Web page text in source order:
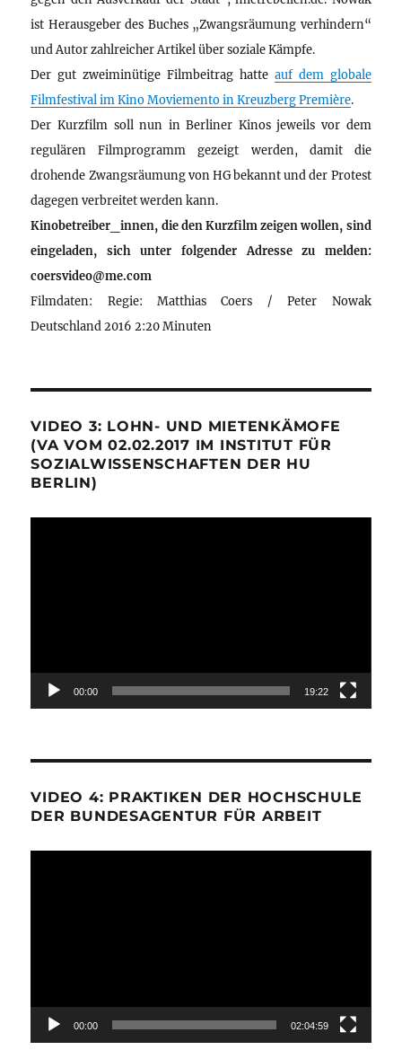
ist Herausgeber des Buches „Zwangsräumung verhindern“
und Autor zahlreicher Artikel über soziale Kämpfe.
Der gut zweiminütige Filmbeitrag hatte auf dem globale
Filmfestival im Kino Moviemento in Kreuzberg Première.
Der Kurzfilm soll nun in Berliner Kinos jeweils vor dem
regulären Filmprogramm gezeigt werden, damit die
drohende Zwangsräumung von HG bekannt und der Protest
dagegen verbreitet werden kann.
Kinobetreiber_innen, die den Kurzfilm zeigen wollen, sind
eingeladen, sich unter folgender Adresse zu melden:
coersvideo@me.com
Filmdaten: Regie: Matthias Coers / Peter Nowak
Deutschland 2016 2:20 Minuten
VIDEO 3: LOHN- UND MIETENKÄMOFE
(VA VOM 02.02.2017 IM INSTITUT FÜR
SOZIALWISSENSCHAFTEN DER HU
BERLIN)
00:00 19:22
VIDEO 4: PRAKTIKEN DER HOCHSCHULE
DER BUNDESAGENTUR FÜR ARBEIT
00:00 02:04:59